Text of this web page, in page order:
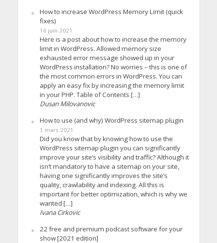
How to increase WordPress Memory Limit (quick
fixes)
16 juin 2021
Here is a post about how to increase the memory
limit in WordPress. Allowed memory size
exhausted error message showed up in your
WordPress installation? No worries – this is one of
the most common errors in WordPress. You can
apply an easy fix by increasing the memory limit
in your PHP. Table of Contents […]
Dusan Milovanovic
How to use (and why) WordPress sitemap plugin
1 mars 2021
Did you know that by knowing how to use the
WordPress sitemap plugin you can significantly
improve your site’s visibility and traffic? Although it
isn’t mandatory to have a sitemap on your site,
having one significantly improves the site’s
quality, crawlability and indexing. All this is
important for better optimization, which is why we
wanted […]
Ivana Cirkovic
22 free and premium podcast software for your
show [2021 edition]